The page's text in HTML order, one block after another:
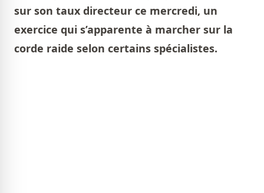
sur son taux directeur ce mercredi, un
exercice qui s’apparente à marcher sur la
corde raide selon certains spécialistes.